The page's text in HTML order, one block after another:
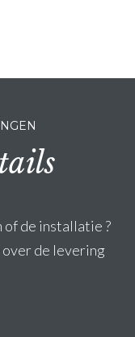
of de installatie ?
de levering